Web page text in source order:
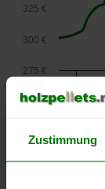
Zustimmung
2025
275 €
300 €
325 €
Die aktuelle
können Sie